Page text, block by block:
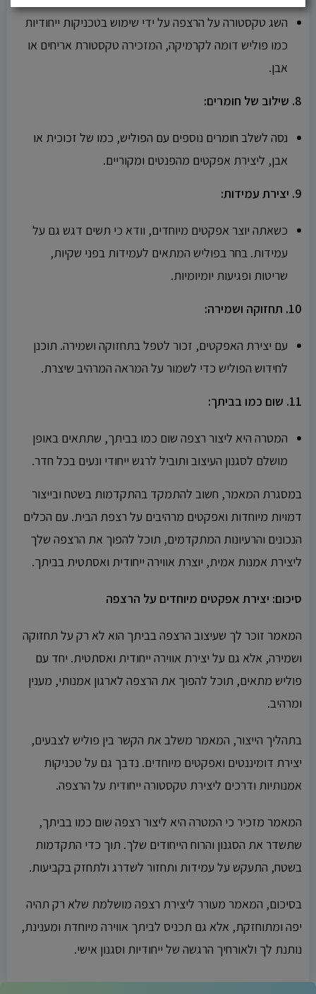
השג טקסטורה על הרצפה על ידי שימוש בטכניקות ייחודיות
כמו פוליש דומה לקרמיקה, המזכירה טקסטורת אריחים או
אבן.
8. שילוב של חומרים:
נסה לשלב חומרים נוספים עם הפוליש, כמו של זכוכית או
אבן, ליצירת אפקטים מהפנטים ומקוריים.
9. יצירת עמידות:
כשאתה יוצר אפקטים מיוחדים, וודא כי תשים דגש גם על
עמידות. בחר בפוליש המתאים לעמידות בפני שקיות,
שריטות ופגיעות יומיומיות.
10. תחזוקה ושמירה:
עם יצירת האפקטים, זכור לטפל בתחזוקה ושמירה. תוכנן
לחידוש הפוליש כדי לשמור על המראה המרהיב שיצרת.
11. שום כמו בביתך:
המטרה היא ליצור רצפה שום כמו בביתך, שתתאים באופן
מושלם לסגנון העיצוב ותוביל לרגש ייחודי ונעים בכל חדר.
במסגרת המאמר, חשוב להתמקד בהתקדמות בשטח ובייצור
דמויות מיוחדות ואפקטים מרהיבים על רצפת הבית. עם הכלים
הנכונים והרעיונות המתקדמים, תוכל להפוך את הרצפה שלך
ליצירת אמנות אמית, יוצרת אווירה ייחודית ואסתטית בביתך.
סיכום: יצירת אפקטים מיוחדים על הרצפה
המאמר זוכר לך שעיצוב הרצפה בביתך הוא לא רק על תחזוקה
ושמירה, אלא גם על יצירת אווירה ייחודית ואסתטית. יחד עם
פוליש מתאים, תוכל להפוך את הרצפה לארגון אמנותי, מענין
ומרהיב.
בתהליך הייצור, המאמר משלב את הקשר בין פוליש לצבעים,
יצירת דומיננטים ואפקטים מיוחדים. נדבך גם על טכניקות
אמנותיות ודרכים ליצירת טקסטורה ייחודית על הרצפה.
המאמר מזכיר כי המטרה היא ליצור רצפה שום כמו בביתך,
שתשדר את הסגנון והרוח הייחודים שלך. תוך כדי התקדמות
בשטח, התעקש על עמידות ותחזור לשדרג ולתחזק בקביעות.
בסיכום, המאמר מעורר ליצירת רצפה מושלמת שלא רק תהיה
יפה ומתוחזקת, אלא גם תכניס לביתך אווירה מיוחדת ומענינת,
נותנת לך ולאורחיך הרגשה של ייחודיות וסגנון אישי.